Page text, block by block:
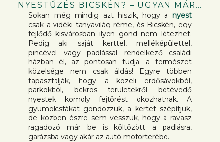
NYESTŰZÉS BICSKÉN? – UGYAN MÁR…
Sokan még mindig azt hiszik, hogy a nyest
csak a vidéki tanyavilág réme, és Bicskén, egy
fejlődő kisvárosban ilyen gond nem létezhet.
Pedig aki saját kerttel, melléképülettel,
pincével vagy padlással rendelkező családi
házban él, az pontosan tudja: a természet
közelsége nem csak áldás! Egyre többen
tapasztalják, hogy a közeli erdősávokból,
parkokból, bokros területekről betévedő
nyestek komoly fejtörést okozhatnak. A
gyümölcsfákat gondozzuk, a kertet szépítjük,
de közben észre sem vesszük, hogy a ravasz
ragadozó már be is költözött a padlásra,
garázsba vagy akár az autó motorterébe.